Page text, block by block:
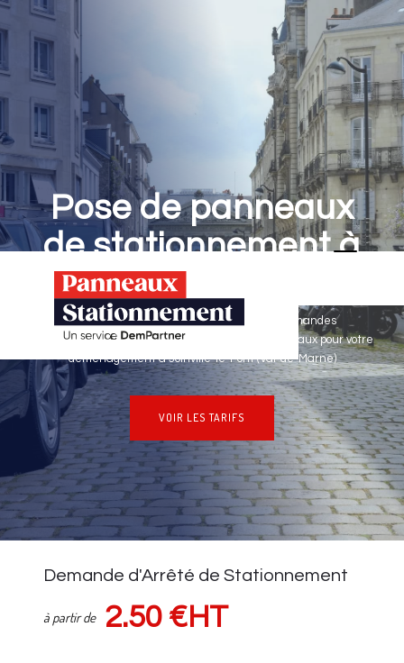
Pose de panneaux
de stationnement à
Joinville-le-Pont
Panneaux Stationnement effectue vos demandes
d'autorisations de stationnement & pose de panneaux pour votre
déménagement à Joinville-le-Pont (Val-de-Marne)
VOIR LES TARIFS
NOS TARIFS
Demande d'Arrêté de Stationnement
à partir de 2.50 €HT